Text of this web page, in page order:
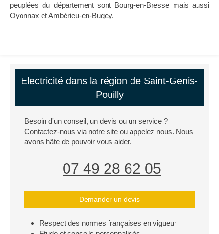
peuplées du département sont Bourg-en-Bresse mais aussi
Oyonnax et Ambérieu-en-Bugey.
Electricité dans la région de Saint-Genis-
Pouilly
Besoin d'un conseil, un devis ou un service ?
Contactez-nous via notre site ou appelez nous. Nous
avons hâte de pouvoir vous aider.
07 49 28 62 05
Demander un devis
Respect des normes françaises en vigueur